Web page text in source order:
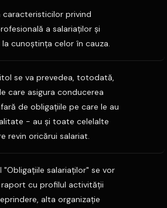
privind
a salariaţilor şi
cunoştinţa celor în cauza.
se va prevedea, totodată,
care asigura conducerea
de obligaţiile pe care le au
- au şi toate celelalte
revin oricărui salariat.
"Obligaţiile salariaţilor" se vor
cu profilul activităţii
alta organizaţie